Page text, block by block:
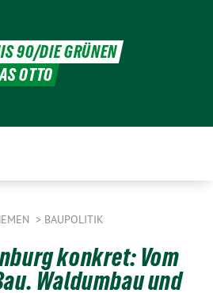
90/DIE GRÜNEN
OTTO
BAUPOLITIK
konkret: Vom
Waldumbau und